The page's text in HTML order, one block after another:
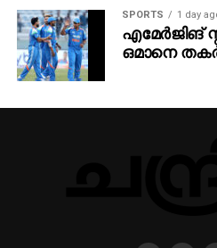
SPORTS 1 day
എമേര്‍ജിങ്
ഒമാനെ